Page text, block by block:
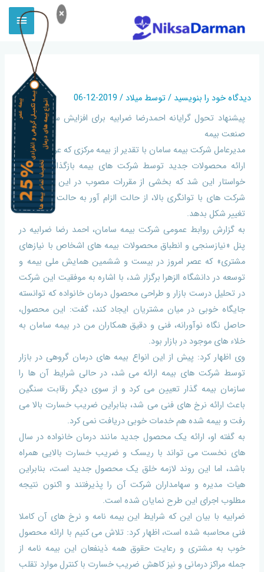
×
افزایش سرعت قطار صنعت بیمه
دیدگاه‌ خود را بنویسید / توسطمیلاد/
2019-12-06
پیشنهاد تحول گرایانه احمدرضا ضرابیه برای افزایش سرعت قطار
صنعت بیمه
مدیرعامل شرکت بیمه سامان با تقدیر از بیمه مرکزی که عرصه را برای
ارائه محصولات جدید توسط شرکت های بیمه بازگذاشته است،
خواستار این شد که بخشی از مقررات مصوب در این حوزه برای
شرکت های با توانگری بالا، از حالت الزام آور به حالت توصیه ای
تغییر شکل بدهد.
به گزارش روابط عمومی شرکت بیمه سامان، احمد رضا ضرابیه در
پنل «نیازسنجی و انطباق محصولات بیمه های اشخاص با نیازهای
مشتری» که عصر امروز در بیست و ششمین همایش ملی بیمه و
توسعه در دانشگاه الزهرا برگزار شد، با اشاره به موفقیت این شرکت
در تحلیل درست بازار و طراحی محصول درمان خانواده که توانسته
جایگاه خوبی در میان مشتریان ایجاد کند، گفت: این محصول،
حاصل نگاه نوآورانه، فنی و دقیق همکاران من در بیمه سامان به
خلاء های موجود در بازار بود.
وی اظهار کرد: پیش از این انواع بیمه های درمان گروهی در بازار
توسط شرکت های بیمه ارائه می شد، در حالی شرایط آن ها را
سازمان بیمه گذار تعیین می کرد و از سوی دیگر رقابت سنگین
باعث ارائه نرخ های فنی می شد، بنابراین ضریب خسارت بالا می
رفت و بیمه شده هم خدمات خوبی دریافت نمی کرد.
به گفته او، ارائه یک محصول جدید مانند درمان خانواده در سال
های نخست می تواند با ریسک و ضریب خسارت بالایی همراه
باشد، اما این روند لازمه خلق یک محصول جدید است، بنابراین
هیات مدیره و سهامداران شرکت آن را پذیرفتند و اکنون نتیجه
مطلوب اجرای این طرح نمایان شده است.
ضرابیه با بیان این که شرایط این بیمه نامه و نرخ های آن کاملا
فنی محاسبه شده است، اظهار کرد: تلاش می کنیم با ارائه محصول
خوب به مشتری و رعایت حقوق همه ذینفعان این بیمه نامه از
جمله مراکز درمانی و نیز کاهش ضریب خسارت با کنترل موارد تقلب